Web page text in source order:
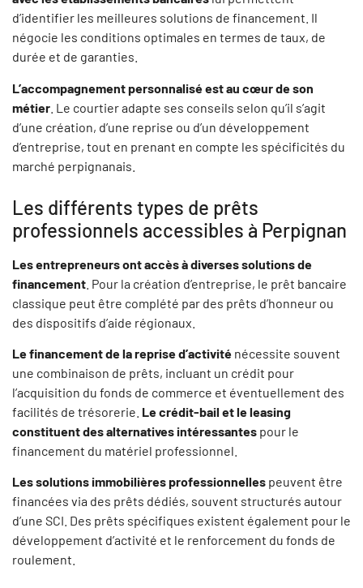
d’identifier les meilleures solutions de financement. Il
négocie les conditions optimales en termes de taux, de
durée et de garanties.
L’accompagnement personnalisé est au cœur de son
métier . Le courtier adapte ses conseils selon qu’il s’agit
d’une création, d’une reprise ou d’un développement
d’entreprise, tout en prenant en compte les spécificités du
marché perpignanais.
Les différents types de prêts
professionnels accessibles à Perpignan
Les entrepreneurs ont accès à diverses solutions de
financement . Pour la création d’entreprise, le prêt bancaire
classique peut être complété par des prêts d’honneur ou
des dispositifs d’aide régionaux.
Le financement de la reprise d’activité nécessite souvent
une combinaison de prêts, incluant un crédit pour
l’acquisition du fonds de commerce et éventuellement des
facilités de trésorerie. Le crédit-bail et le leasing
constituent des alternatives intéressantes pour le
financement du matériel professionnel.
Les solutions immobilières professionnelles peuvent être
financées via des prêts dédiés, souvent structurés autour
d’une SCI. Des prêts spécifiques existent également pour le
développement d’activité et le renforcement du fonds de
roulement.